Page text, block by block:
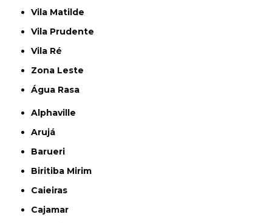
Vila Matilde
Vila Prudente
Vila Ré
Zona Leste
Água Rasa
Alphaville
Arujá
Barueri
Biritiba Mirim
Caieiras
Cajamar